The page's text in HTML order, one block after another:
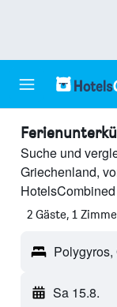
Suche und
Griechenland,
2 Gäste, 1
Sa 15.8.